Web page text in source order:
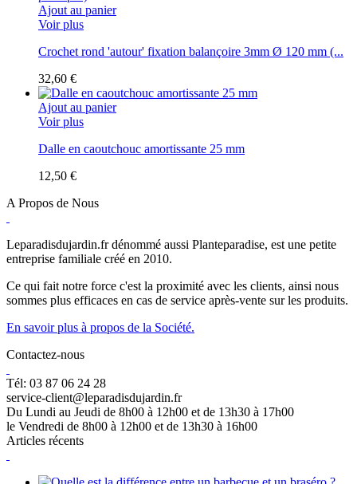
Ajout au panier
Voir plus
Crochet rond 'autour' fixation balançoire 3mm Ø 120 mm (...
32,60 €
Ajout au panier
Voir plus
Dalle en caoutchouc amortissante 25 mm
12,50 €
A Propos de Nous
Leparadisdujardin.fr dénommé aussi Planteparadise, est une petite
entreprise familiale créé en 2010.
Ce qui fait notre force c'est la proximité avec les clients, ainsi nous
sommes plus efficaces en cas de service après-vente sur les produits.
En savoir plus à propos de la Société.
Contactez-nous
Tél: 03 87 06 24 28
service-client@leparadisdujardin.fr
Du Lundi au Jeudi de 8h00 à 12h00 et de 13h30 à 17h00
le Vendredi de 8h00 à 12h00 et de 13h30 à 16h00
Articles récents